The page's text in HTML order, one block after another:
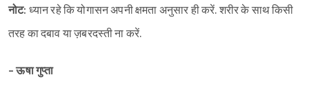
नोट: ध्यान रहे कि योगासन अपनी क्षमता अनुसार ही करें. शरीर के साथ किसी
तरह का दबाव या ज़बरदस्ती ना करें.
- ऊषा गुप्ता